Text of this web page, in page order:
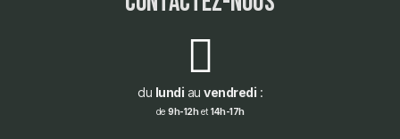
du lundi au vendredi :
de 9h-12het 14h-17h